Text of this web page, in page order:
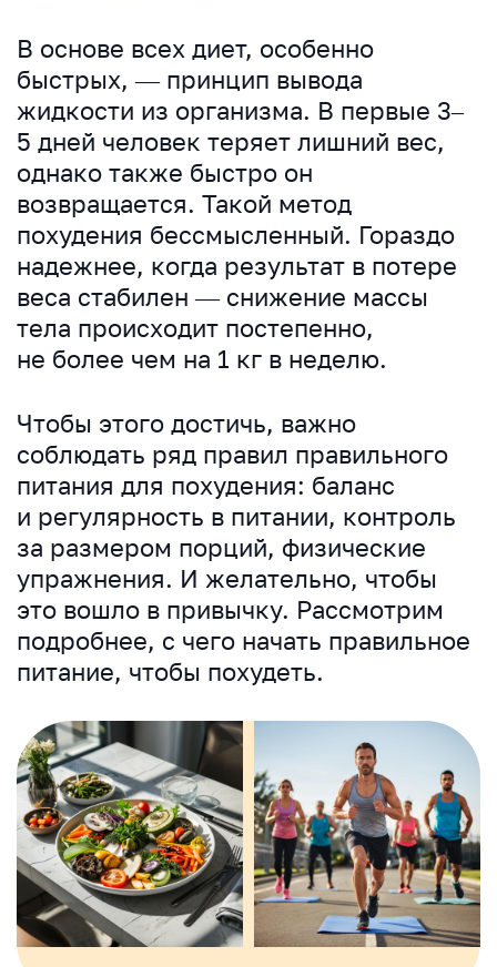
В основе всех диет, особенно
быстрых, — принцип вывода
жидкости из организма. В первые 3–
5 дней человек теряет лишний вес,
однако также быстро он
возвращается. Такой метод
похудения бессмысленный. Гораздо
надежнее, когда результат в потере
веса стабилен — снижение массы
тела происходит постепенно,
не более чем на 1 кг в неделю.
Чтобы этого достичь, важно
соблюдать ряд правил правильного
питания для похудения: баланс
и регулярность в питании, контроль
за размером порций, физические
упражнения. И желательно, чтобы
это вошло в привычку. Рассмотрим
подробнее, с чего начать правильное
питание, чтобы похудеть.